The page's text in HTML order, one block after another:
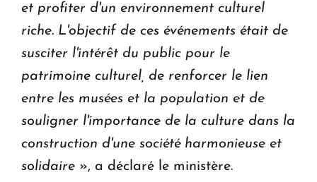
et profiter d'un environnement culturel
riche. L'objectif de ces événements était de
susciter l'intérêt du public pour le
patrimoine culturel, de renforcer le lien
entre les musées et la population et de
souligner l'importance de la culture dans la
construction d'une société harmonieuse et
solidaire », a déclaré le ministère.